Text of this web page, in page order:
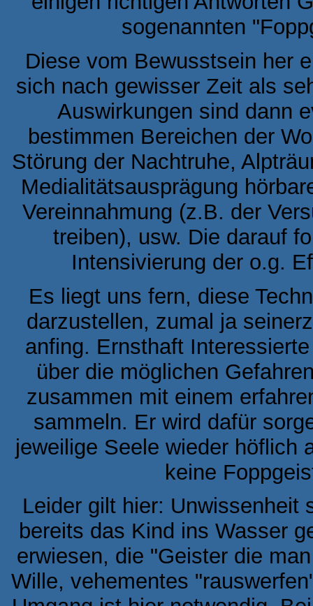
sogenannten
Diese vom Bewusstsein her
sich nach gewisser Zeit als
Auswirkungen sind dann
bestimmen Bereichen der
Störung der Nachtruhe,
Medialitätsausprägung
Vereinnahmung (z.B. der
treiben), usw. Die darauf
Intensivierung der o.g.
Es liegt uns fern, diese
darzustellen, zumal ja
anfing. Ernsthaft
über die möglichen
zusammen mit einem
sammeln. Er wird dafür
jeweilige Seele wieder höflich
keine
Leider gilt hier: Unwissenheit
bereits das Kind ins Wasser
erwiesen, die "Geister die
Wille, vehementes